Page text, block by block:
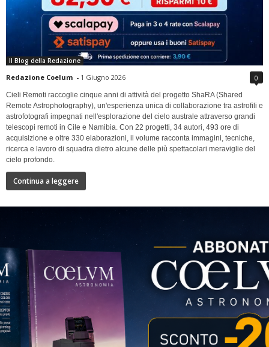
Il Blog della Redazione
Redazione Coelum - 1 Giugno 2026 0
Cieli Remoti raccoglie cinque anni di attività del progetto ShaRA (Shared
Remote Astrophotography), un'esperienza unica di collaborazione tra astrofili e
astrofotografi impegnati nell'esplorazione del cielo australe attraverso grandi
telescopi remoti in Cile e Namibia. Con 22 progetti, 34 autori, 493 ore di
acquisizione e oltre 330 elaborazioni, il volume racconta immagini, tecniche,
ricerca e lavoro di squadra dietro alcune delle più spettacolari meraviglie del
cielo profondo.
Continua a leggere